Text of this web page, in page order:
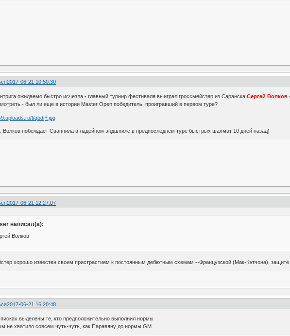
2017-06-21 10:50:30
ожидаемо быстро исчезла - главный турнир фестиваля выиграл гроссмейстер из СаранскаСергей Волков
- был ли еще в истории Master Open победитель, проигравший в первом туре?
Волков побеждает Свапнила в ладейном эндшпиле в предпоследнем туре быстрых шахмат 10 дней назад)
2017-06-21 12:27:07
написал(а):
Волков
хорошо известен своим пристрастием к постоянным дебютным схемам --Французской (Мак-Кэтчона),
2017-06-21 16:20:48
выделены те, кто предположительно выполнил нормы
не хватило совсем чуть-чуть, как Паравяну до нормы GM